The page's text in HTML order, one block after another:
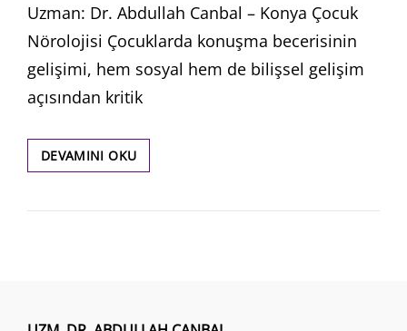
Uzman: Dr. Abdullah Canbal – Konya Çocuk
Nörolojisi Çocuklarda konuşma becerisinin
gelişimi, hem sosyal hem de bilişsel gelişim
açısından kritik
DEVAMINI OKUKONYA’DA
ÇOCUKLARDA
BOZUKLUKLARI